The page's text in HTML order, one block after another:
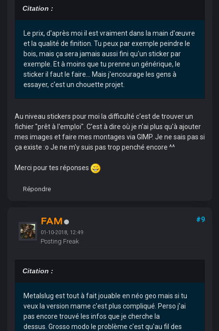
Citation :
Le prix, d'après moi il est vraiment dans la main d'œuvre
et la qualité de finition. Tu peux par exemple peindre le
bois, mais ça sera jamais aussi fini qu'un sticker par
exemple. Et à moins que tu prenne un générique, le
sticker il faut le faire... Mais j'encourage les gens à
essayer, c'est un chouette projet.
Au niveau stickers pour moi la difficulté c'est de trouver un
fichier "prêt à l'emploi". C'est à dire où je n'ai plus qu'à ajouter
mes images et faire mes montages via GIMP. Je ne sais pas si
ça existe :o Je ne m'y suis pas trop penché encore ^^
Merci pour tes réponses
Répondre
FAM
01-10-2018, 12:49
Posting Freak
#9
Citation :
Metalslug est tout à fait jouable en néo geo mais si tu
veux la version mame c'est plus compliqué. Perso j'ai
pas encore trouvé les infos que je cherche la
dessus. Grosso modo le problème c'est qu'au fil des